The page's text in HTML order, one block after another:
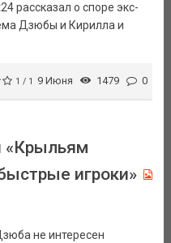
рассказал о споре экс-
Дзюбы и Кирилла и
1 / 1 9 Июня 1479 0
«Крыльям
игроки»
не интересен